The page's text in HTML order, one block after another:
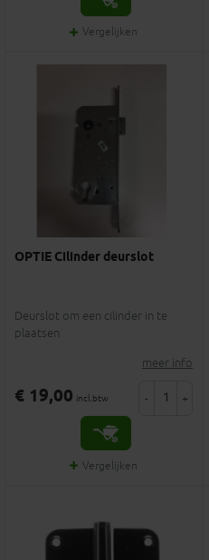
Vergelijken
OPTIE Cilinder deurslot
Deurslot om een cilinder in te
plaatsen
meer info
€ 19,00 incl.btw - +
Vergelijken